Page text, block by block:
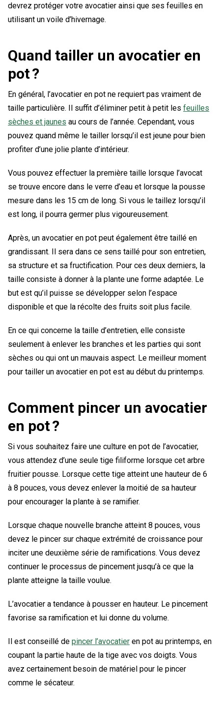
devrez protéger votre avocatier ainsi que ses feuilles en
utilisant un voile d’hivernage.
Quand tailler un avocatier en
pot ?
En général, l’avocatier en pot ne requiert pas vraiment de
taille particulière. Il suffit d’éliminer petit à petit les feuilles
sèches et jaunes au cours de l’année. Cependant, vous
pouvez quand même le tailler lorsqu’il est jeune pour bien
profiter d’une jolie plante d’intérieur.
Vous pouvez effectuer la première taille lorsque l’avocat
se trouve encore dans le verre d’eau et lorsque la pousse
mesure dans les 15 cm de long. Si vous le taillez lorsqu’il
est long, il pourra germer plus vigoureusement.
Après, un avocatier en pot peut également être taillé en
grandissant. Il sera dans ce sens taillé pour son entretien,
sa structure et sa fructification. Pour ces deux derniers, la
taille consiste à donner à la plante une forme adaptée. Le
but est qu’il puisse se développer selon l’espace
disponible et que la récolte des fruits soit plus facile.
En ce qui concerne la taille d’entretien, elle consiste
seulement à enlever les branches et les parties qui sont
sèches ou qui ont un mauvais aspect. Le meilleur moment
pour tailler un avocatier en pot est au début du printemps.
Comment pincer un avocatier
en pot ?
Si vous souhaitez faire une culture en pot de l’avocatier,
vous attendez d’une seule tige filiforme lorsque cet arbre
fruitier pousse. Lorsque cette tige atteint une hauteur de 6
à 8 pouces, vous devez enlever la moitié de sa hauteur
pour encourager la plante à se ramifier.
Lorsque chaque nouvelle branche atteint 8 pouces, vous
devez le pincer sur chaque extrémité de croissance pour
inciter une deuxième série de ramifications. Vous devez
continuer le processus de pincement jusqu’à ce que la
plante atteigne la taille voulue.
L’avocatier a tendance à pousser en hauteur. Le pincement
favorise sa ramification et lui donne du volume.
Il est conseillé de pincer l’avocatier en pot au printemps, en
coupant la partie haute de la tige avec vos doigts. Vous
avez certainement besoin de matériel pour le pincer
comme le sécateur.